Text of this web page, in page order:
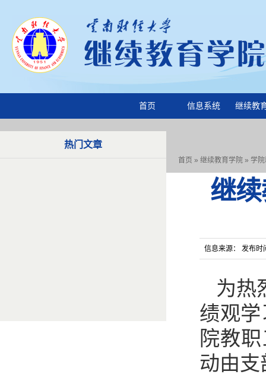
首页 信息系统 继续教
首页 » 继续教育学院 » 学
继
信息来源： 发布
为热
绩观
院教
动由
热门文章